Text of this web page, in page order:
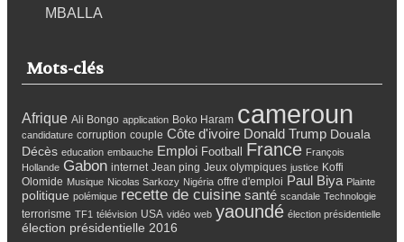
MBALLA
Mots-clés
Afrique Ali Bongo application Boko Haram cameroun
candidature corruption couple Côte d'ivoire Donald Trump Douala
Décès education embauche Emploi Football France François
Hollande Gabon internet Jean ping Jeux olympiques justice Koffi
Olomide Musique Nicolas Sarkozy Nigéria offre d'emploi Paul Biya Plainte
politique polémique recette de cuisine santé scandale Technologie
terrorisme TF1 télévision USA vidéo web yaoundé élection présidentielle
élection présidentielle 2016